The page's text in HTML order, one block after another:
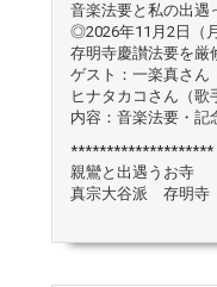
音楽法要と私の出遇
◎2026年11月2日（
存明寺慶讃法要を厳
ゲスト：一楽真さん
ヒナタカコさん（歌
内容：音楽法要・記
********************
親鸞と出遇うお寺
真宗大谷派 存明寺